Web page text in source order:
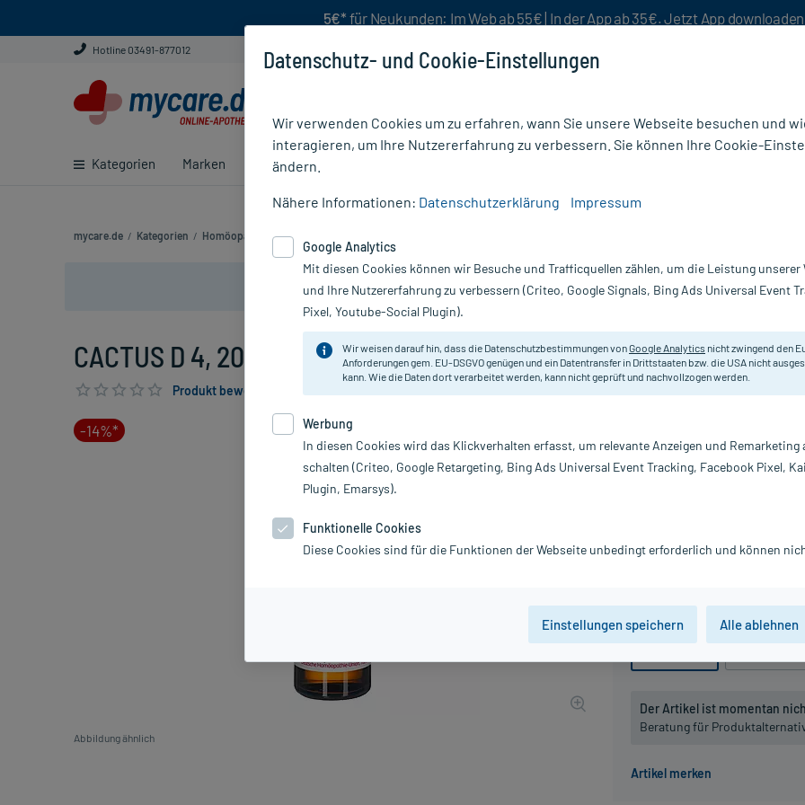
5€* für Neukunden: Im Web ab 55€ | In der App ab 35€. Jetzt App downloaden
Hotline 03491-877012
Kategorien Marken Ratgeber
mycare.de / Kategorien / Homöopathie / Einzelmittel
Nur für kurze Zeit:Gratis-Versand* ab 19€ Mindestbestellwert!
CACTUS D 4, 20 ml
Produkt bewerten & PlusHerzen sichern
-14%*
Abbildung ähnlich
inkl. MwSt. zzgl. Versandkosten
Packungseinheit
Der Artikel ist momentan
Beratung für
DHU - Einzelmittel
Homöopathisches Arzneimittel.
PZN:
Hersteller:
Datenschutz- und Cookie-Einstellungen
Wir verwenden Cookies um zu erfahren, wann Sie unsere Webseite besuchen und
interagieren, um Ihre Nutzererfahrung zu verbessern. Sie können Ihre Cookie-
ändern.
Nähere Informationen: Datenschutzerklärung Impressum
Google Analytics
Mit diesen Cookies können wir Besuche und Trafficquellen zählen, um die Leistung unserer
und Ihre Nutzererfahrung zu verbessern (Criteo, Google Signals, Bing Ads Universal Event
Pixel, Youtube-Social Plugin).
Wir weisen darauf hin, dass die Datenschutzbestimmungen vonGoogle Analytics nicht zwingend den
Anforderungen gem. EU-DSGVO genügen und ein Datentransfer in Drittstaaten bzw. die USA nicht
kann. Wie die Daten dort verarbeitet werden, kann nicht geprüft und nachvollzogen werden.
Werbung
In diesen Cookies wird das Klickverhalten erfasst, um relevante Anzeigen und Remarketing
schalten (Criteo, Google Retargeting, Bing Ads Universal Event Tracking, Facebook Pixel,
Plugin, Emarsys).
Funktionelle Cookies
Diese Cookies sind für die Funktionen der Webseite unbedingt erforderlich und können
Einstellungen speichern Alle ablehnen